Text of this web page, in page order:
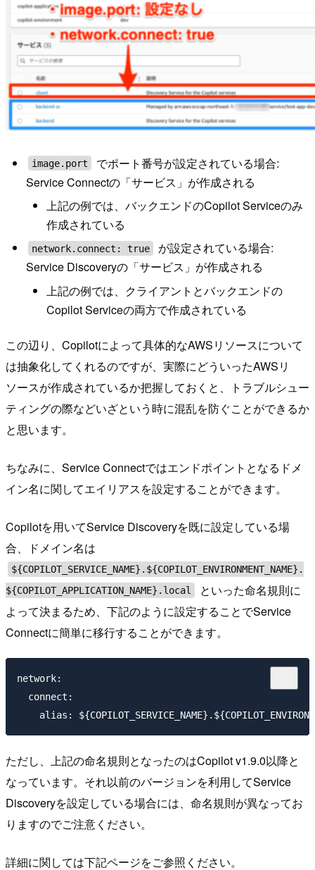
image.port
でポート番号が設定されている場合:
Service Connectの「サービス」が作成される
上記の例では、バックエンドのCopilot Serviceのみ
作成されている
network.connect: true
が設定されている場合:
Service Discoveryの「サービス」が作成される
上記の例では、クライアントとバックエンドの
Copilot Serviceの両方で作成されている
この辺り、Copilotによって具体的なAWSリソースについて
は抽象化してくれるのですが、実際にどういったAWSリ
ソースが作成されているか把握しておくと、トラブルシュー
ティングの際などいざという時に混乱を防ぐことができるか
と思います。
ちなみに、Service Connectではエンドポイントとなるドメ
イン名に関してエイリアスを設定することができます。
Copilotを用いてService Discoveryを既に設定している場
合、ドメイン名は
${COPILOT_SERVICE_NAME}.${COPILOT_ENVIRONMENT_NAME}.
${COPILOT_APPLICATION_NAME}.local
といった命名規則に
よって決まるため、下記のように設定することでService
Connectに簡単に移行することができます。
network:
  connect:
ただし、上記の命名規則となったのはCopilot v1.9.0以降と
なっています。それ以前のバージョンを利用してService
Discoveryを設定している場合には、命名規則が異なってお
りますのでご注意ください。
詳細に関しては下記ページをご参照ください。